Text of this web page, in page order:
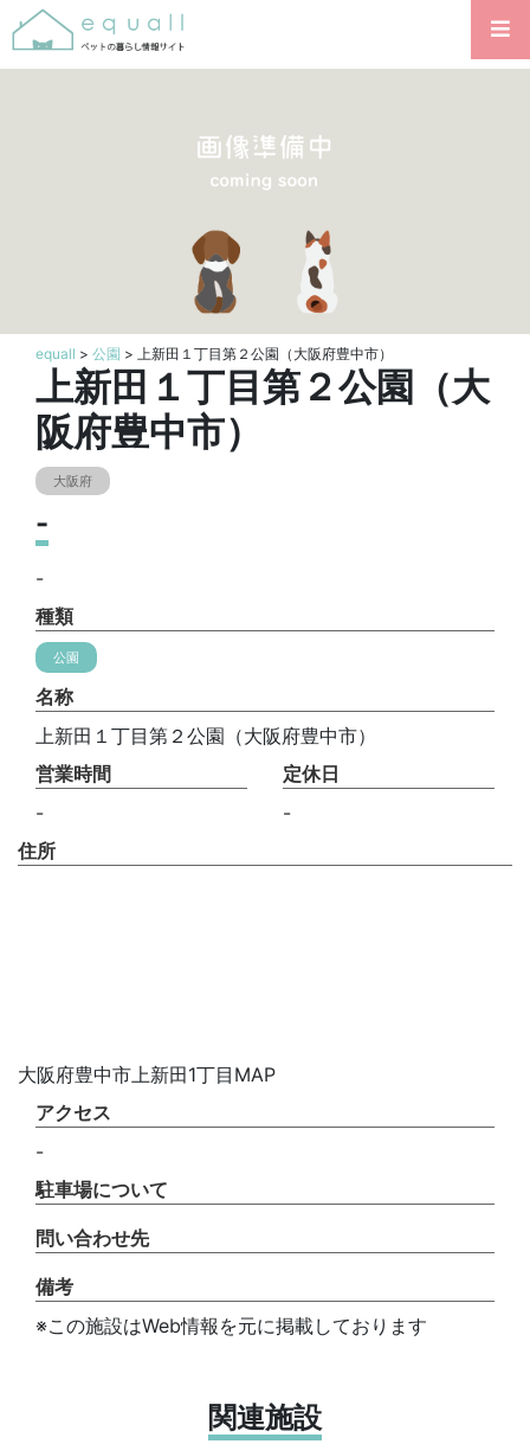
equall > 公園 > 上新田１丁目第２公園（大阪府豊中市）
上新田１丁目第２公園（大
阪府豊中市）
大阪府
-
-
種類
公園
名称
上新田１丁目第２公園（大阪府豊中市）
営業時間
-
定休日
-
住所
大阪府豊中市上新田1丁目MAP
アクセス
-
駐車場について
問い合わせ先
備考
※この施設はWeb情報を元に掲載しております
関連施設